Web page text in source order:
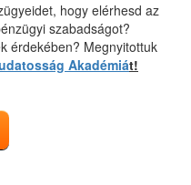
hogy elérhesd az
szabadságot?
érdekében? Megnyitottuk
Akadémiát!